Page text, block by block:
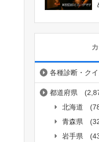
各種診断・ク
都道府県
北海道
青森県
岩手県